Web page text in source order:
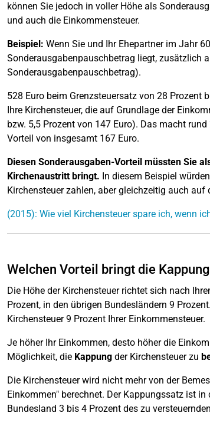
können Sie jedoch in voller Höhe als
und auch die Einkommensteuer.
Beispiel: Wenn Sie und Ihr Ehepartner im Jahr
Sonderausgabenpauschbetrag liegt, zusätzlich
Sonderausgabenpauschbetrag).
528 Euro beim Grenzsteuersatz von 28 Prozent
Ihre Kirchensteuer, die auf Grundlage der
bzw. 5,5 Prozent von 147 Euro). Das macht
Vorteil von insgesamt 167 Euro.
Diesen Sonderausgaben-Vorteil müssten Sie
Kirchenaustritt bringt. In diesem Beispiel
Kirchensteuer zahlen, aber gleichzeitig auch
(2015): Wie viel Kirchensteuer spare ich, wenn
Welchen Vorteil bringt die
Die Höhe der Kirchensteuer richtet sich nach
Prozent, in den übrigen Bundesländern 9
Kirchensteuer 9 Prozent Ihrer Einkommensteuer.
Je höher Ihr Einkommen, desto höher die
Möglichkeit, die Kappungder Kirchensteuer zu
Die Kirchensteuer wird nicht mehr von der
Einkommen" berechnet. Der Kappungssatz ist
Bundesland 3 bis 4 Prozent des zu